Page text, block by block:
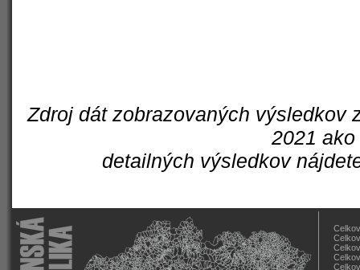
Zdroj dát zobrazovaných výsledkov
2021
detailných výsledkov